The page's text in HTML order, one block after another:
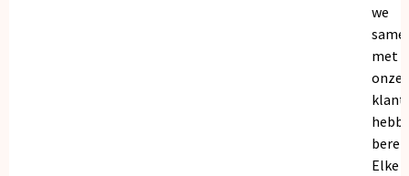
we
met
onze
Elke